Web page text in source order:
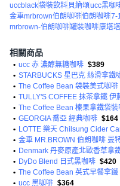
uccblack袋裝飲料 貝納頌ucc黑咖
金車mrbrown伯朗咖啡伯朗咖啡7-
mrbrown-伯朗咖啡罐裝咖啡康塔塔
相關商品
• ucc 赤 濃醇無糖咖啡 $389
• STARBUCKS 星巴克 絲滑拿鐵
• The Coffee Bean 袋裝美式咖啡
• TULLY'S COFFEE 抹茶拿鐵 伊
• The Coffee Bean 榛果拿鐵袋裝
• GEORGIA 喬亞 經典咖啡 $164
• LOTTE 樂天 Chilsung Cider
• 金車 MR.BROWN 伯朗咖啡 曼
• Denmark 丹麥原產北歐香草拿
• DyDo Blend 日式黑咖啡 $420
• The Coffee Bean 英式早餐拿鐵
• ucc 黑咖啡 $364